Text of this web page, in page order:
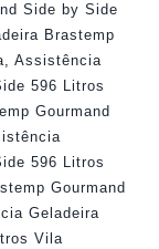
Side by Side
Brastemp
, Assistência
596 Litros
Gourmand
596 Litros
Gourmand
Geladeira
Vila